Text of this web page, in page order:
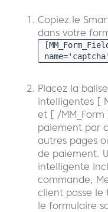
Copiez le
dans votre
Placez la
intelligentes [
et [ /
paiement par
autres pages
de paiement.
intelligente
commande,
client passe le
le formulaire